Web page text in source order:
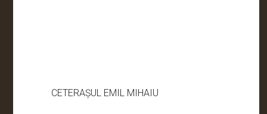
CETERAȘUL EMIL MIHAIU